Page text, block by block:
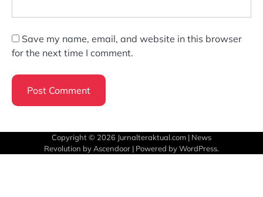
Save my name, email, and website in this browser
for the next time I comment.
Copyright © 2026 Jurnalteraktual.com | News
Revolution by Ascendoor | Powered byWordPress.